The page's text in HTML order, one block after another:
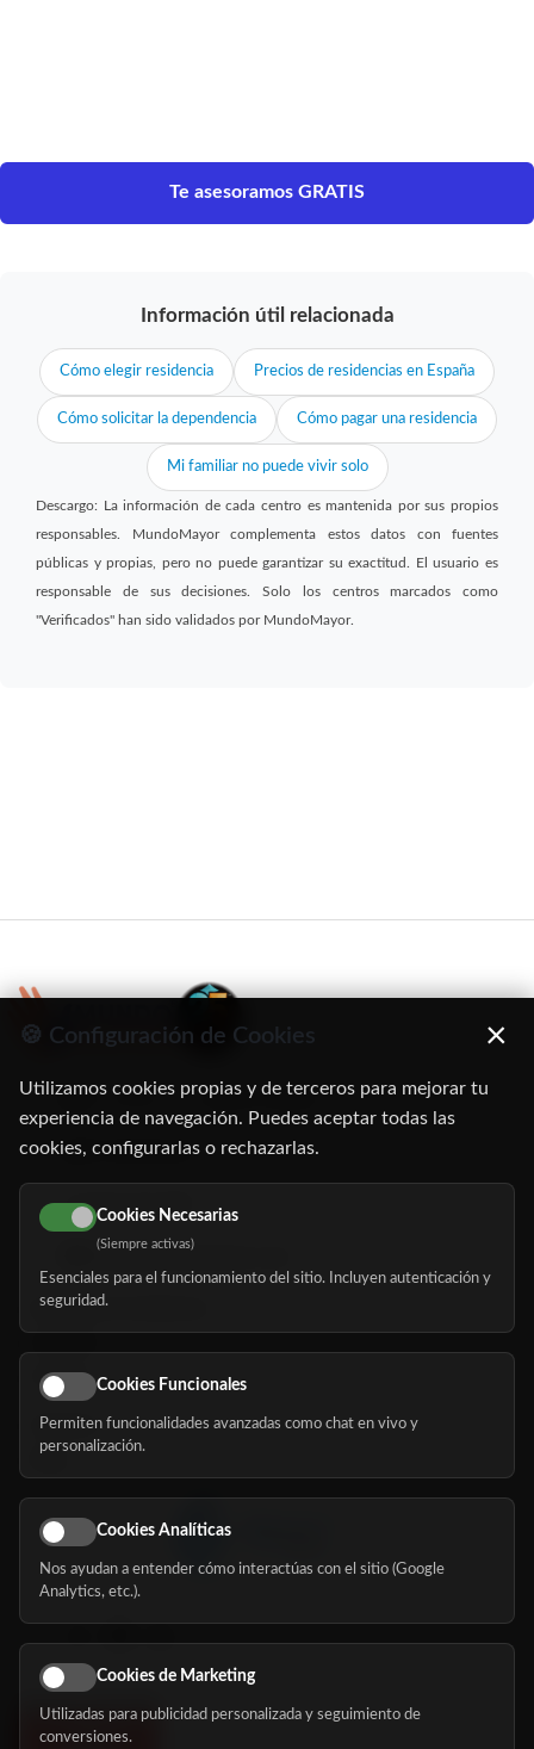
Te asesoramos GRATIS
Información útil relacionada
Cómo elegir residencia Precios de residencias en España
Cómo solicitar la dependencia Cómo pagar una residencia
Mi familiar no puede vivir solo
Descargo: La información de cada centro es mantenida por sus propios
responsables. MundoMayor complementa estos datos con fuentes
públicas y propias, pero no puede garantizar su exactitud. El usuario es
responsable de sus decisiones. Solo los centros marcados como
"Verificados" han sido validados por MundoMayor.
C/ Oruro, 11. 28016 Madrid
91 345 06 26
616 113 103
hola@mundomayor.com
Buscador de residencias
Eventos
Nosotros
Síguenos
🍪 Configuración de Cookies ×
Utilizamos cookies propias y de terceros para mejorar tu
experiencia de navegación. Puedes aceptar todas las
cookies, configurarlas o rechazarlas.
Cookies Necesarias
(Siempre activas)
Esenciales para el funcionamiento del sitio. Incluyen autenticación y
seguridad.
Cookies Funcionales
Permiten funcionalidades avanzadas como chat en vivo y
personalización.
Cookies Analíticas
Nos ayudan a entender cómo interactúas con el sitio (Google
Analytics, etc.).
Cookies de Marketing
Utilizadas para publicidad personalizada y seguimiento de
conversiones.